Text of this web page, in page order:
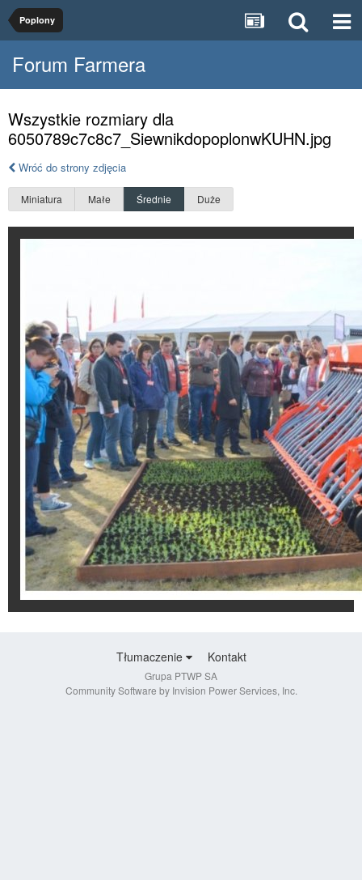
Poplony
Forum Farmera
Wszystkie rozmiary dla
6050789c7c8c7_SiewnikdopoplonwKUHN.jpg
Wróć do strony zdjęcia
Miniatura Małe Średnie Duże
Tłumaczenie Kontakt
Grupa PTWP SA
Community Software by Invision Power Services, Inc.